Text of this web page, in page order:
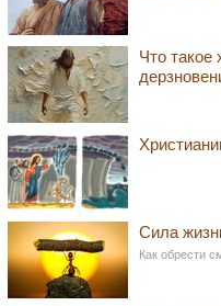
Что такое
Сила
Как обрести